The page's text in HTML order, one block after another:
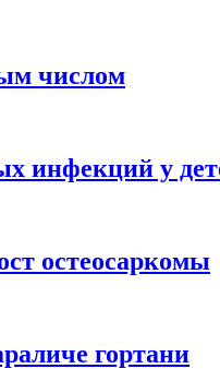
числом
инфекций у
остеосаркомы
гортани